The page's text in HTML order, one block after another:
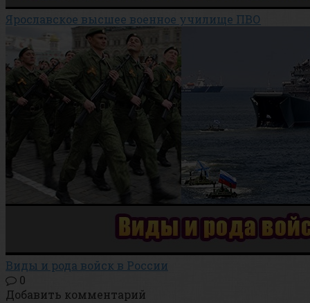
Ярославское высшее военное училище ПВО
Виды и рода войск в России
0
Добавить комментарий